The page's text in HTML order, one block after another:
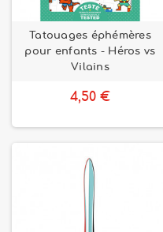
Tatouages éphémères
pour enfants - Héros vs
Vilains
4,50 €